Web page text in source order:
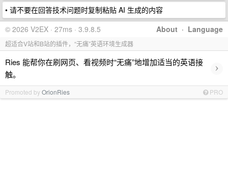
• 请不要在回答技术问题时复制粘贴 AI 生成的内容
About · Language
© 2026 V2EX · 27ms · 3.9.8.5
超适合V站和B站的插件，“无痛”英语环境生成器
Ries 能帮你在刷网页、看视频时“无痛”地增加适当的英语接
触。
›
Promoted byOrionRies PRO